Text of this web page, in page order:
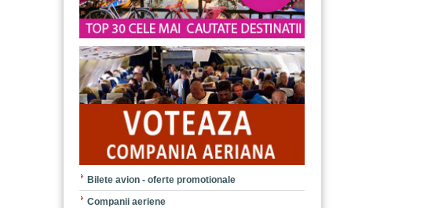
Bilete avion - oferte promotionale
Companii aeriene